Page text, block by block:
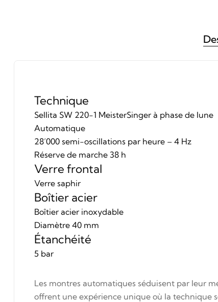
Technique
Sellita SW 220-1 MeisterSinger à phase de lune
Automatique
28’000 semi-oscillations par heure – 4 Hz
Réserve de marche 38 h
Verre frontal
Verre saphir
Boîtier acier
Boîtier acier inoxydable
Diamètre 40 mm
Étanchéité
5 bar
Les montres automatiques séduisent par leur
offrent une expérience unique où la technique